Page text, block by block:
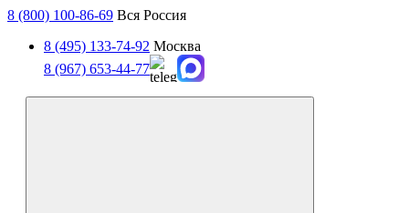
8 (800) 100-86-69 Вся Россия
8 (495) 133-74-92 Москва
8 (967) 653-44-77